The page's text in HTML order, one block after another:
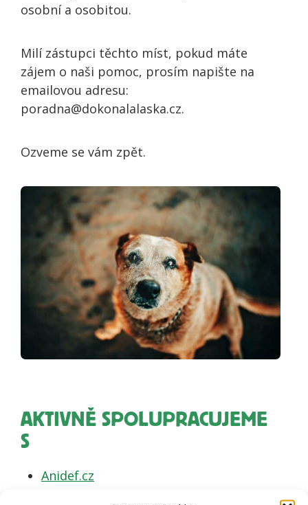
osobní a osobitou.
Milí zástupci těchto míst, pokud máte
zájem o naši pomoc, prosím napište na
emailovou adresu:
poradna@dokonalalaska.cz.
Ozveme se vám zpět.
AKTIVNĚ SPOLUPRACUJEME
S
Anidef.cz